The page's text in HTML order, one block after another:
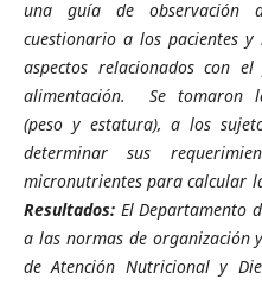
una guía de observación
cuestionario a los pacientes
aspectos relacionados con
alimentación.
Setomaron
(peso y estatura), alos
determinar sus
micronutrientes paracalcular
Resultados: El Departamento
a las normas de organización
deAtención Nutricional y